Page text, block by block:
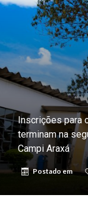
Inscrições para
terminam na
Campi Araxá
Postado em